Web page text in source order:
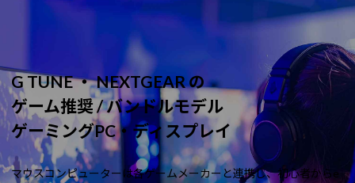
サーバー
ワークステーション
DAIV
MousePro
iiyama
ビジネス向けパソコン
学習向けパソコン
スペック/パーツ別
人気モデルが期間限定・お
アウトレットパソコン
すべて新品の旧モデル製品
おすすめ目玉パソコン
今イチオシのパソコンをピ
Windows 11 Copilot+ PC
G TUNE ・ NEXTGEAR の
ゲーム推奨 / バンドルモデル
ゲーミングPC・ディスプレイ
マウスコンピューターは各ゲームメーカーと連携し、初心者からe